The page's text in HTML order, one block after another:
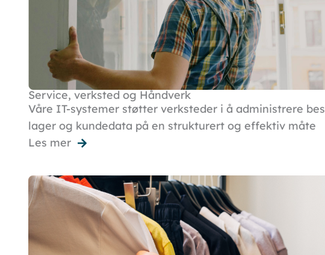
Service, verksted og Håndverk
Våre IT-systemer støtter verksteder i å administrere
lager og kundedata på en strukturert og effektiv måte
Les mer